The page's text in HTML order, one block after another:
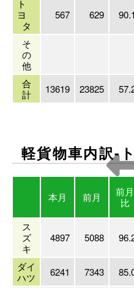
ト
ヨ
タ
567 629 90.1
そ
の
他
合
計
13619 23825
軽貨物車内訳-
本月 前月
前月
比
ス
ズ
キ
4897 5088
ダイ
ハツ
6241 7343